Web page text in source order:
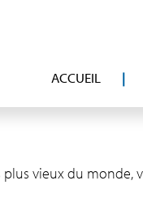
ACCUEIL
plus vieux du